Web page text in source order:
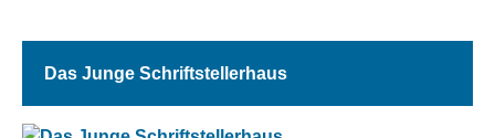
Das Junge Schriftstellerhaus